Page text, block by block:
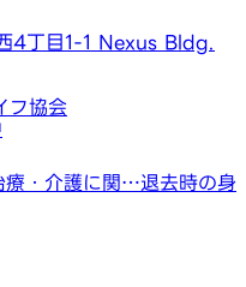
4丁目1-1 Nexus Bldg.
フ協会
療・介護に関…退去時の身